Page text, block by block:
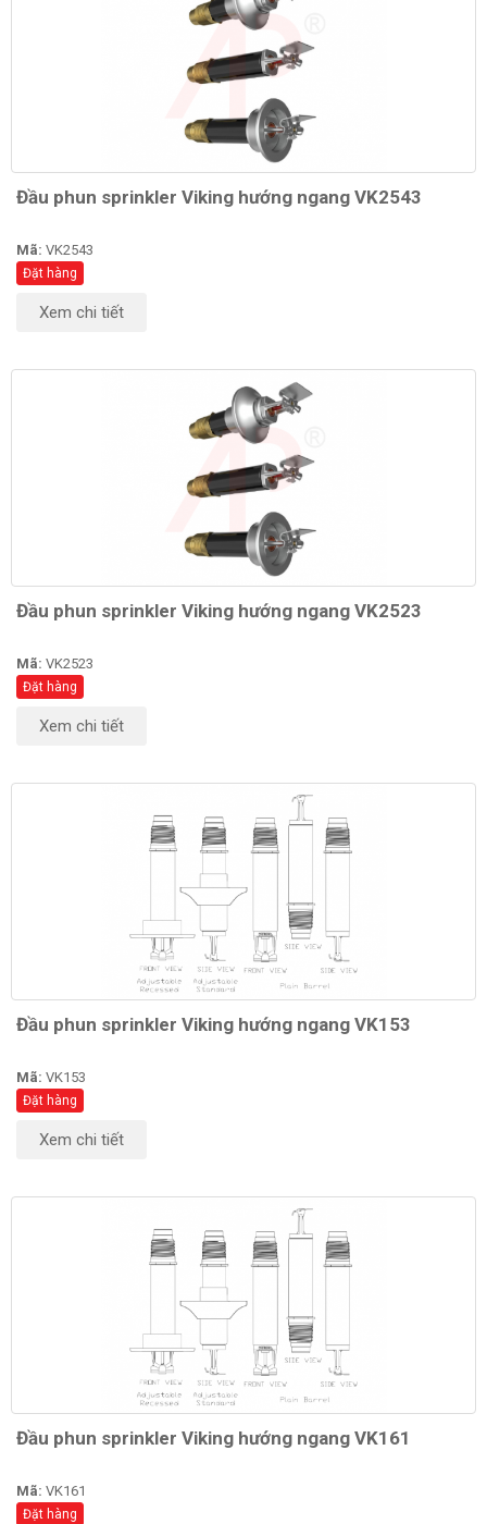
Đầu phun sprinkler Viking hướng ngang VK2543
Mã: VK2543
Đặt hàng
Xem chi tiết
Đầu phun sprinkler Viking hướng ngang VK2523
Mã: VK2523
Đặt hàng
Xem chi tiết
Đầu phun sprinkler Viking hướng ngang VK153
Mã: VK153
Đặt hàng
Xem chi tiết
Đầu phun sprinkler Viking hướng ngang VK161
Mã: VK161
Đặt hàng